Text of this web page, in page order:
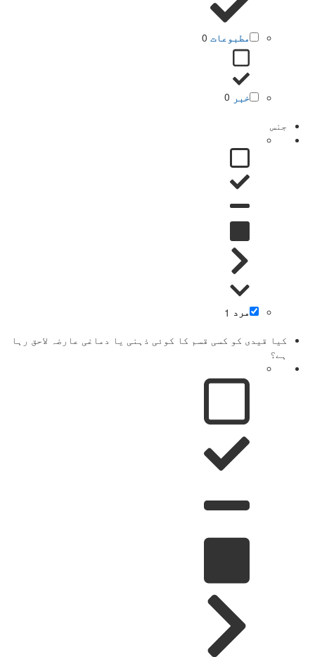
مطبوعات 0
خبر 0
جنس
مرد 1
کیا قیدی کو کسی قسم کا کوئی ذہنی یا دماغی عارضہ لاحق رہا
ہے؟